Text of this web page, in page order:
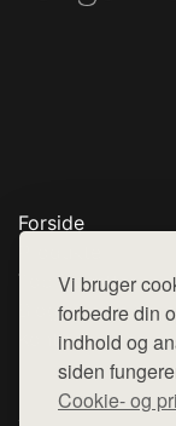
Vi bruger
forbedre din
indhold og
siden
Cookie- og
Forside
Top Rabatter
Blog
Kontakt